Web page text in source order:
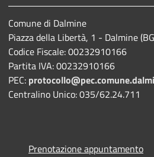
Comune di Dalmine
Piazza della Libertà, 1 - Dalmine
Codice Fiscale: 00232910166
Partita IVA: 00232910166
PEC:
Centralino Unico: 035/62.24.711
Prenotazione appuntamento